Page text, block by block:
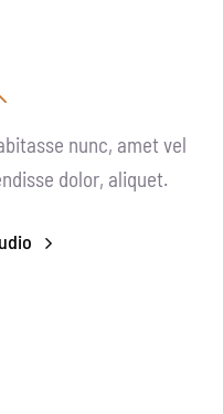
nunc, amet vel
dolor, aliquet.